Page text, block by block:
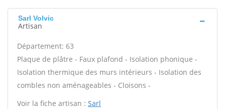
Sarl Volvic
Artisan
Département: 63
Plaque de plâtre - Faux plafond - Isolation phonique -
Isolation thermique des murs intérieurs - Isolation des
combles non aménageables - Cloisons -
Voir la fiche artisan : Sarl